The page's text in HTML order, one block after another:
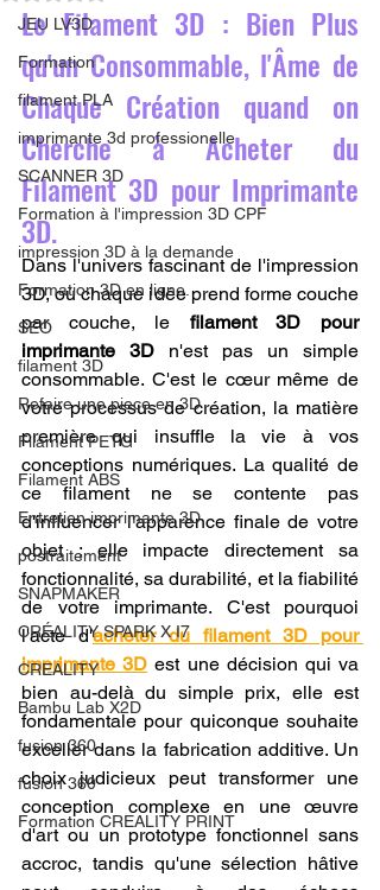
JEU LV3D
Formation
filament PLA
imprimante 3d professionelle
SCANNER 3D
Formation à l'impression 3D CPF
impression 3D à la demande
Formation 3D en ligne.
SEO
filament 3D
Refaire une piece en 3D
Filament PETG
Filament ABS
Entretien imprimante 3D
postraitement
SNAPMAKER
CRÉALITY SPARK X I7
CREALITY
Bambu Lab X2D
fusion 360
fusion 360
Formation CREALITY PRINT
Le Filament 3D : Bien Plus
qu'un Consommable, l'Âme de
Chaque Création quand on
Cherche à Acheter du
Filament 3D pour Imprimante
3D.
Dans l'univers fascinant de l'impression
3D, où chaque idée prend forme couche
par couche, le filament 3D pour
imprimante 3D n'est pas un simple
consommable. C'est le cœur même de
votre processus de création, la matière
première qui insuffle la vie à vos
conceptions numériques. La qualité de
ce filament ne se contente pas
d'influencer l'apparence finale de votre
objet ; elle impacte directement sa
fonctionnalité, sa durabilité, et la fiabilité
de votre imprimante. C'est pourquoi
l'acte d'acheter du filament 3D pour
imprimante 3D est une décision qui va
bien au-delà du simple prix, elle est
fondamentale pour quiconque souhaite
exceller dans la fabrication additive. Un
choix judicieux peut transformer une
conception complexe en une œuvre
d'art ou un prototype fonctionnel sans
accroc, tandis qu'une sélection hâtive